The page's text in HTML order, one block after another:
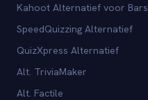
Kahoot Alternatief voor Bars
SpeedQuizzing Alternatief
QuizXpress Alternatief
Alt. TriviaMaker
Alt. Factile